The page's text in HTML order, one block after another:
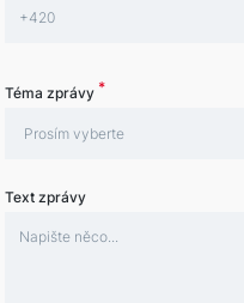
Téma zprávy *
Text zprávy